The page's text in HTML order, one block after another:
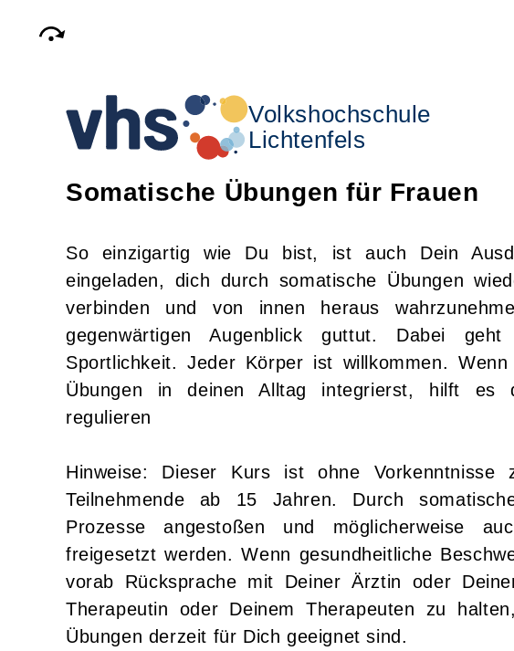
Volkshochschule
Lichtenfels
Somatische Übungen für Frauen
So einzigartig wie Du bist, ist auch Dein
eingeladen, dich durch somatische Übungen
verbinden und von innen heraus
gegenwärtigen Augenblick guttut. Dabei
Sportlichkeit. Jeder Körper ist willkommen.
Übungen in deinen Alltag integrierst, hilft es
regulieren
Hinweise: Dieser Kurs ist ohne
Teilnehmende ab 15 Jahren. Durch
Prozesse angestoßen und möglicherweise
freigesetzt werden. Wenn gesundheitliche
vorab Rücksprache mit Deiner Ärztin oder
Therapeutin oder Deinem Therapeuten zu
Übungen derzeit für Dich geeignet sind.